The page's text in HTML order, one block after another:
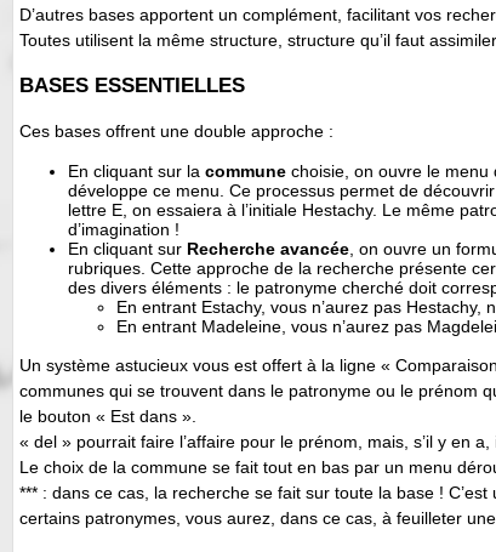
D’autres bases apportent un complément, facilitant vos
Toutes utilisent la même structure, structure qu’il faut
BASES ESSENTIELLES
Ces bases offrent une double approche :
En cliquant sur la commune choisie, on ouvre le
développe ce menu. Ce processus permet de
lettre E, on essaiera à l’initiale Hestachy. Le même
d’imagination !
En cliquant sur Recherche avancée , on ouvre un
rubriques. Cette approche de la recherche présente
des divers éléments : le patronyme cherché doit
En entrant Estachy, vous n’aurez pas Hestachy,
En entrant Madeleine, vous n’aurez pas
Un système astucieux vous est offert à la ligne «
communes qui se trouvent dans le patronyme ou le prénom
le bouton « Est dans ».
« del » pourrait faire l’affaire pour le prénom, mais, s’il y en
Le choix de la commune se fait tout en bas par un menu
*** : dans ce cas, la recherche se fait sur toute la base !
certains patronymes, vous aurez, dans ce cas, à feuilleter